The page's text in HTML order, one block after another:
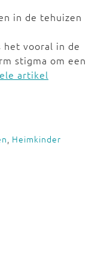
in de tehuizen
het vooral in de
stigma om een
artikel
, Heimkinder